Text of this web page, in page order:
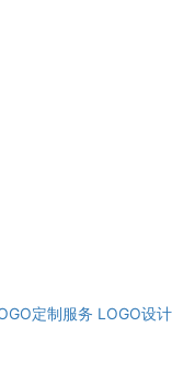
定制服务 LOGO设计